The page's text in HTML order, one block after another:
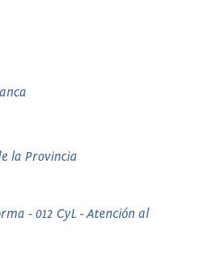
la Provincia
- 012 CyL - Atención al